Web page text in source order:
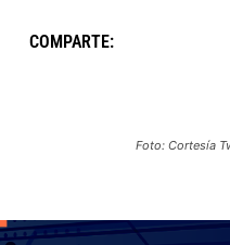
COMPARTE:
Foto: Cortesía